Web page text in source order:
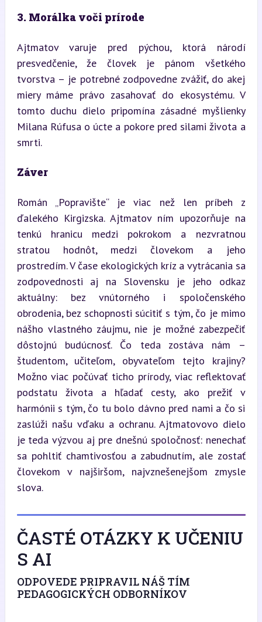
3. Morálka voči prírode
Ajtmatov varuje pred pýchou, ktorá národí
presvedčenie, že človek je pánom všetkého
tvorstva – je potrebné zodpovedne zvážiť, do akej
miery máme právo zasahovať do ekosystému. V
tomto duchu dielo pripomína zásadné myšlienky
Milana Rúfusa o úcte a pokore pred silami života a
smrti.
Záver
Román „Popravište“ je viac než len príbeh z
ďalekého Kirgizska. Ajtmatov ním upozorňuje na
tenkú hranicu medzi pokrokom a nezvratnou
stratou hodnôt, medzi človekom a jeho
prostredím. V čase ekologických kríz a vytrácania sa
zodpovednosti aj na Slovensku je jeho odkaz
aktuálny: bez vnútorného i spoločenského
obrodenia, bez schopnosti súcitiť s tým, čo je mimo
nášho vlastného záujmu, nie je možné zabezpečiť
dôstojnú budúcnosť. Čo teda zostáva nám –
študentom, učiteľom, obyvateľom tejto krajiny?
Možno viac počúvať ticho prírody, viac reflektovať
podstatu života a hľadať cesty, ako prežiť v
harmónii s tým, čo tu bolo dávno pred nami a čo si
zaslúži našu vďaku a ochranu. Ajtmatovovo dielo
je teda výzvou aj pre dnešnú spoločnosť: nenechať
sa pohltiť chamtivosťou a zabudnutím, ale zostať
človekom v najširšom, najvznešenejšom zmysle
slova.
ČASTÉ OTÁZKY K UČENIU
S AI
ODPOVEDE PRIPRAVIL NÁŠ TÍM
PEDAGOGICKÝCH ODBORNÍKOV